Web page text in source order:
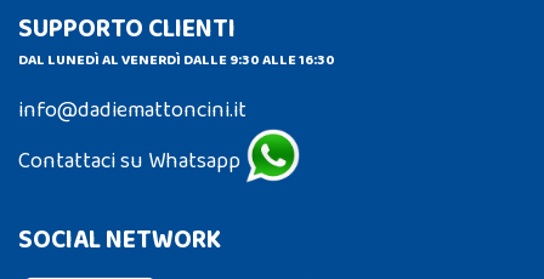
SUPPORTO CLIENTI
DAL LUNEDÌ AL VENERDÌ DALLE 9:30 ALLE 16:30
info@dadiemattoncini.it
Contattaci su Whatsapp
SOCIAL NETWORK